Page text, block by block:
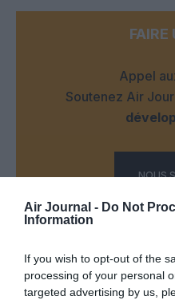
Air Journal - Do Not
Information
If you wish to opt-out of the
processing of your personal
targeted advertising by us,
FAIRE
Appel
Soutenez Air
NOUS